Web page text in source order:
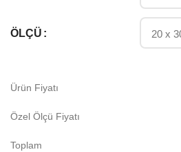
ÖLÇÜ
Ürün Fiyatı
Özel Ölçü Fiyatı
Toplam